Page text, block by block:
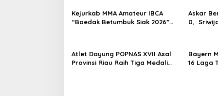
i
s
Kejurkab MMA Amateur IBCA
“Boedak Betumbuk Siak 2026”
Askar
0,
Atlet Dayung POPNAS XVII Asal
Provinsi Riau Raih Tiga Medali
Bayern
16 Laga